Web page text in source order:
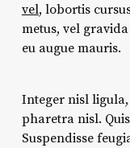
vel, lobortis
metus, vel
eu augue mauris.
Integer nisl
pharetra nisl.
Suspendisse